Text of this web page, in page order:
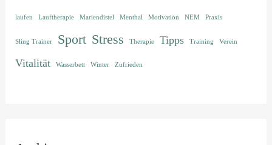
laufen Lauftherapie Mariendistel Menthal Motivation NEM Praxis
Sling Trainer Sport Stress Therapie Tipps Training Verein
Vitalität Wasserbett Winter Zufrieden